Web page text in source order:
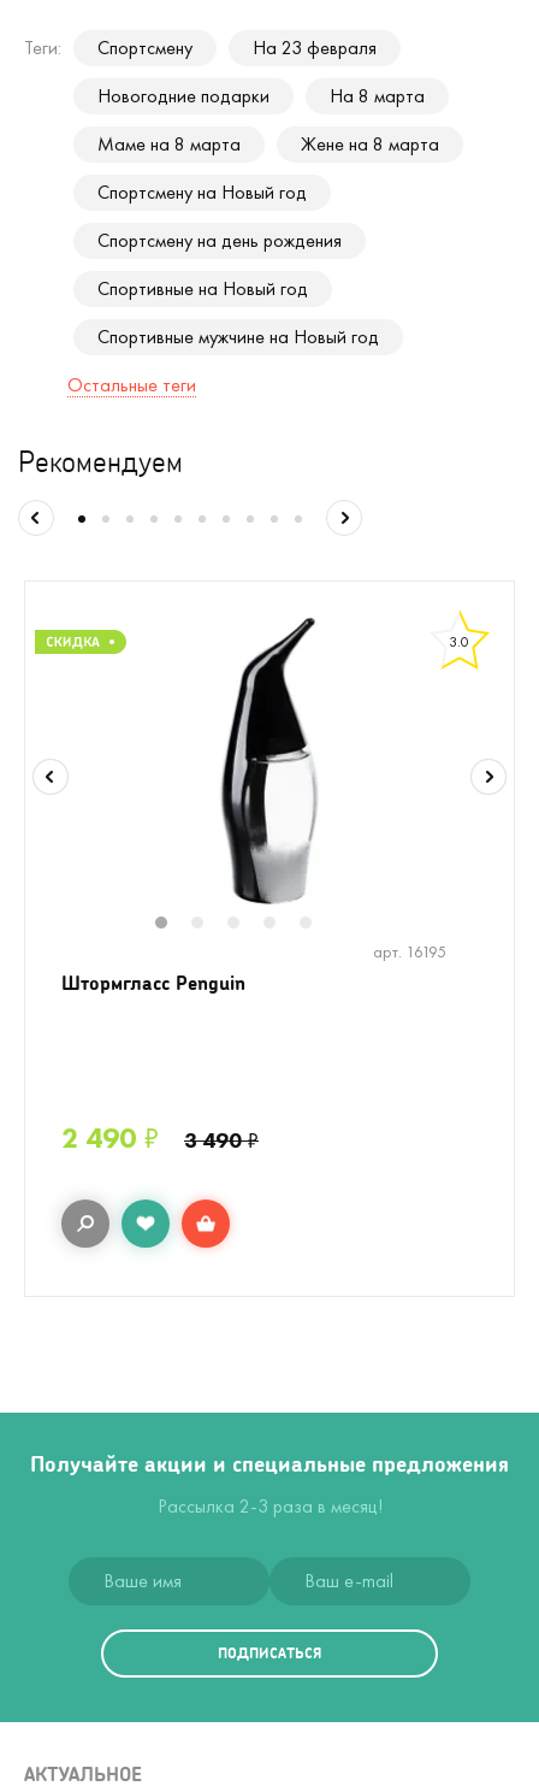
Теги: Спортсмену
На 23 февраля
Новогодние подарки
На 8 марта
Маме на 8 марта
Жене на 8 марта
Спортсмену на Новый год
Спортсмену на день рождения
Спортивные на Новый год
Спортивные мужчине на Новый год
Остальные теги
Рекомендуем
3.0
арт. 16195
Штормгласс Penguin
2 490 ₽ 3 490₽
Получайте акции и специальные предложения
Рассылка 2-3 раза в месяц!
ПОДПИСАТЬСЯ
АКТУАЛЬНОЕ